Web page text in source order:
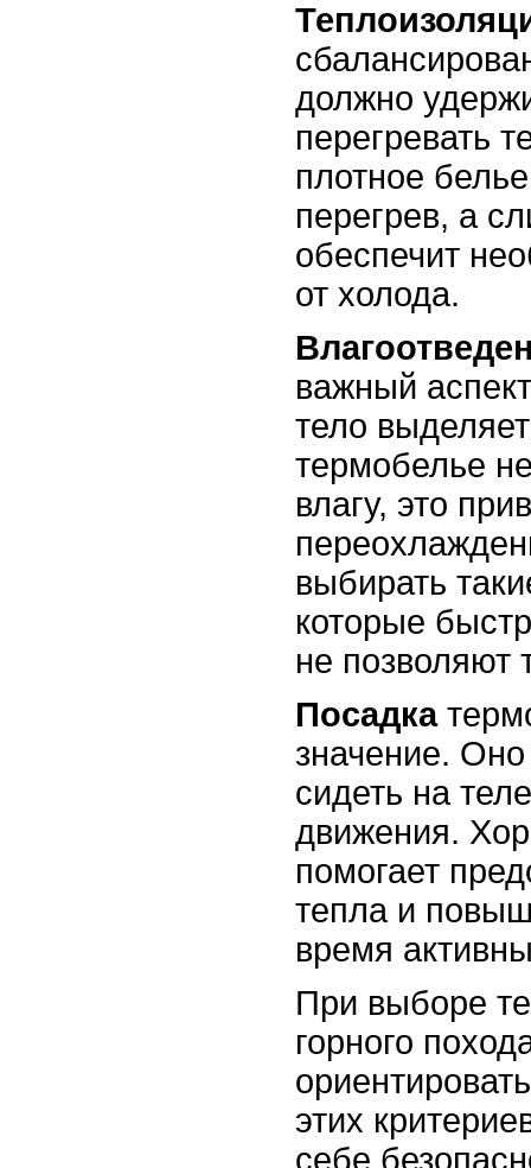
должно
перегревать
плотное
перегрев, а
обеспечит
от холода.
важный
тело
термобелье
влагу, это
выбирать
которые
не позволяют
Посадка
значение.
сидеть на
движения.
помогает
тепла и
время
При выборе
горного
этих
себе